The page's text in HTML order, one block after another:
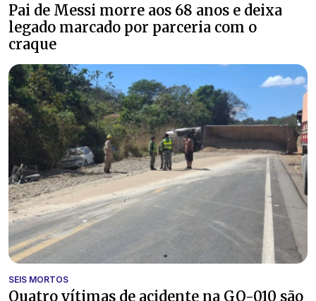
Pai de Messi morre aos 68 anos e deixa
legado marcado por parceria com o
craque
SEIS MORTOS
Quatro vítimas de acidente na GO-010 são